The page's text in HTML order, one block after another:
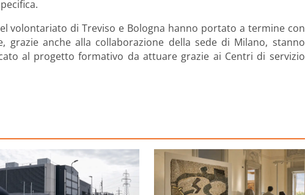
volontariato di Treviso e Bologna hanno portato a termine con
grazie anche alla collaborazione della sede di Milano, stanno
al progetto formativo da attuare grazie ai Centri di servizio